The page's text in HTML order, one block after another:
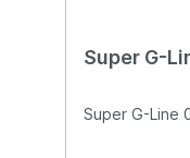
Super G-
Super G-Line